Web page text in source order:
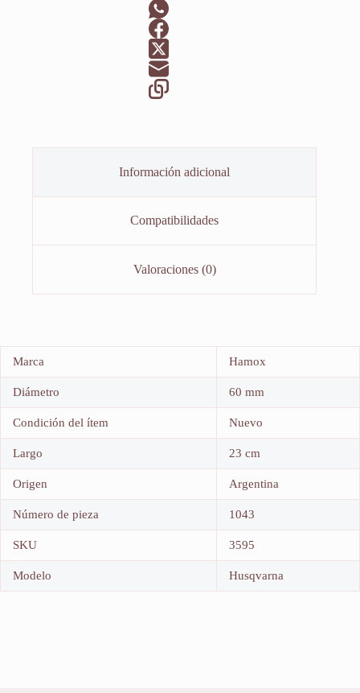
Información adicional
Compatibilidades
Valoraciones (0)
Marca Hamox
Diámetro 60 mm
Condición del ítem Nuevo
Largo 23 cm
Origen Argentina
Número de pieza 1043
SKU 3595
Modelo Husqvarna